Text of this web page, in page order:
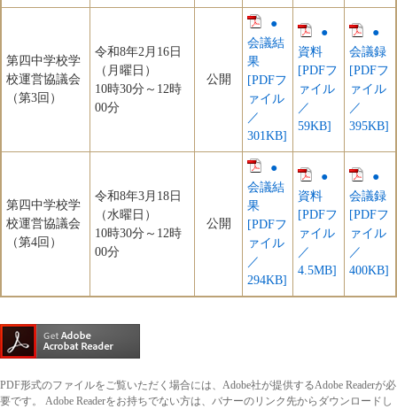
第四中学校学
校運営協議会
（第3回）
令和8年2月16日
（月曜日）
​10時30分～​12時
00分
公開
●
会議結
果
[PDFフ
ァイル
／
301KB]
●
資料
[PDFフ
ァイル
／
59KB]
●
会議録
[PDFフ
ァイル
／
395KB]
第四中学校学
校運営協議会
（第4回）
令和8年3月18日
（水曜日）
10時30分～12時
00分
公開
●
会議結
果
[PDFフ
ァイル
／
294KB]
●
資料
[PDFフ
ァイル
／
4.5MB]
●
会議録
[PDFフ
ァイル
／
400KB]
PDF形式のファイルをご覧いただく場合には、Adobe社が提供するAdobe Readerが必
要です。
Adobe Readerをお持ちでない方は、バナーのリンク先からダウンロードし